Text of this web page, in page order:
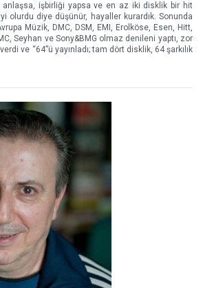
anlaşsa, işbirliği yapsa ve en az iki disklik bir hit
olurdu diye düşünür, hayaller kurardık. Sonunda
Müzik, DMC, DSM, EMI, Erolköse, Esen, Hitt,
Seyhan ve Sony&BMG olmaz denileni yaptı, zor
ve “64”ü yayınladı; tam dört disklik, 64 şarkılık